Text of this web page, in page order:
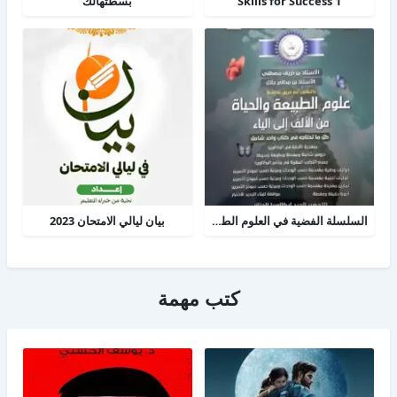
السلسلة الفضية في العلوم الطبيعية بيان ليالي الامتحان 2023
كتب مهمة